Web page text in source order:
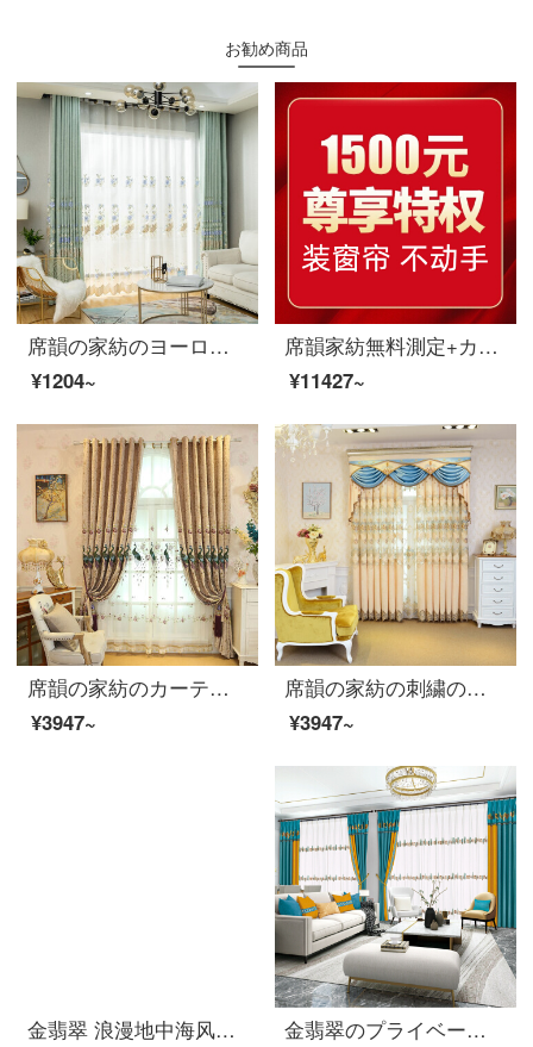
お勧め商品
席韻の家紡のヨーロッパ式の客間の寝室の遮光の刺繍のカーテンの完成品は青玉案を注文して作らせます。糸を配合して幅1メートル*高さ2.7メートルの単価(四本の爪)を注文して高くすることができます。
¥1204~
席韻家紡無料測定+カーテンを取り付けてカーテンをカスタマイズし、部屋全体のカーテンをカスタマイズします。防熱、日焼け止め、高遮光、寝室のリビングルームにカーテンを厚くして1500枚の特権を享受します。
¥11427~
席韻の家紡のカーテンの寝室のカーテンの民族風のクジャクの雪の尼爾と窓のカーテンの注文して作らせます。幅1メートル*高さ2.7メートルの単価(ナノリング)は高くなります。
¥3947~
席韻の家紡の刺繍の半遮光のシェニールのカーテンの布の窓の紗は同じ種類の窓のカーテンをカスタマイズして広く1メートル*高さの2.7メートルの単価(ナノリング)を注文して高くなることができます。
¥3947~
金翡翠 浪漫地中海风情三色拼接窗帘 卧室客厅可定制 红+米黄+浅蓝 3.5米宽*2.7米高（打孔式一片）
金翡翠のプライベートオーダーメイド製品北欧風シンプルなシルクのカーテンの窓紗多色リビングルームの日焼け止め遮光カーテン-G 42シリーズG 42-1(布)フック式1メートル幅オーダーメイド単価